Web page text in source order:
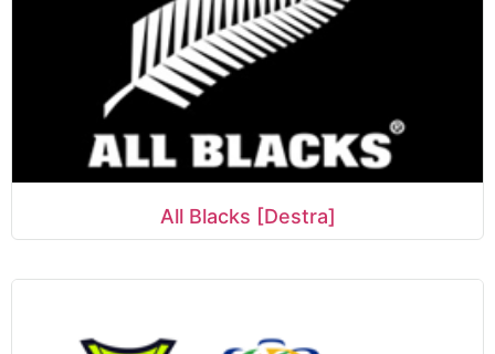
All Blacks [Destra]